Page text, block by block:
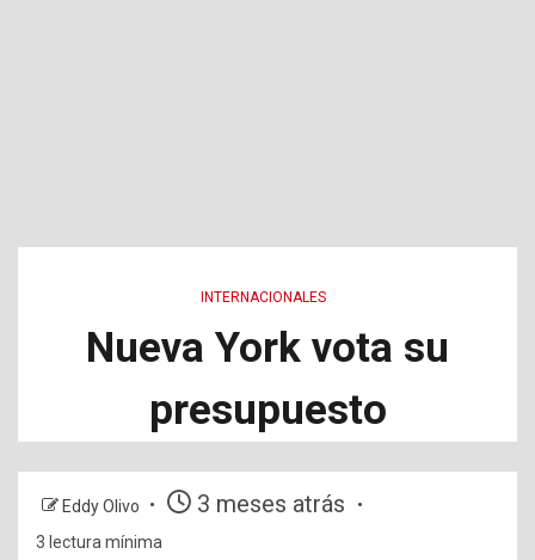
INTERNACIONALES
Nueva York vota su
presupuesto
Eddy Olivo 3 meses atrás
3 lectura mínima